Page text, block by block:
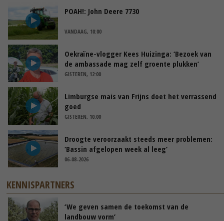
POAH!: John Deere 7730
VANDAAG, 10:00
Oekraïne-vlogger Kees Huizinga: ‘Bezoek van
de ambassade mag zelf groente plukken’
GISTEREN, 12:00
Limburgse mais van Frijns doet het verrassend
goed
GISTEREN, 10:00
Droogte veroorzaakt steeds meer problemen:
‘Bassin afgelopen week al leeg’
06-08-2026
KENNISPARTNERS
‘We geven samen de toekomst van de
landbouw vorm’